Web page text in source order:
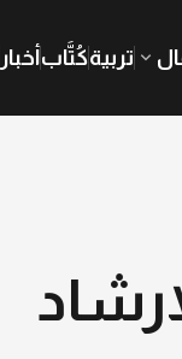
تربيةكُتَّابأخبار